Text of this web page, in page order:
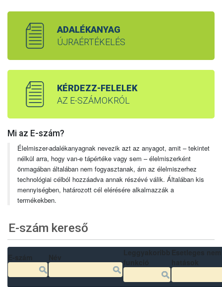
ADALÉKANYAG
ÚJRAÉRTÉKELÉS
KÉRDEZZ-FELELEK
AZ E-SZÁMOKRÓL
Mi az E-szám?
Élelmiszer-adalékanyagnak nevezik azt az anyagot, amit – tekintet
nélkül arra, hogy van-e tápértéke vagy sem – élelmiszerként
önmagában általában nem fogyasztanak, ám az élelmiszerhez
technológiai célból hozzáadva annak részévé válik. Általában kis
mennyiségben, határozott cél elérésére alkalmazzák a
termékekben.
E-szám kereső